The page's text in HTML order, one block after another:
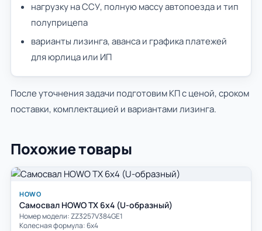
нагрузку на ССУ, полную массу автопоезда и тип
полуприцепа
варианты лизинга, аванса и графика платежей
для юрлица или ИП
После уточнения задачи подготовим КП с ценой, сроком
поставки, комплектацией и вариантами лизинга.
Похожие товары
HOWO
Самосвал HOWO TX 6x4 (U-образный)
Номер модели: ZZ3257V384GE1
Колесная формула: 6х4